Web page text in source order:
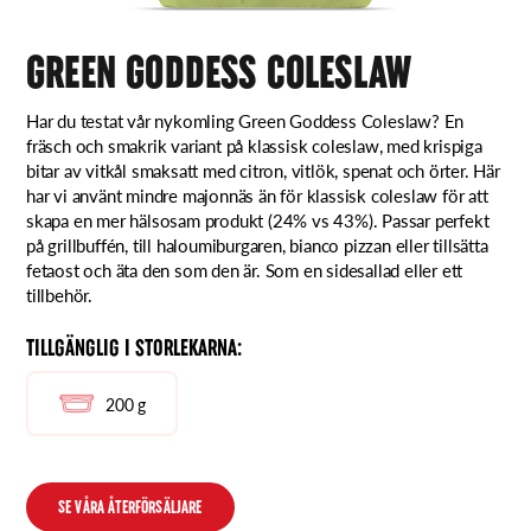
GREEN GODDESS COLESLAW
Har du testat vår nykomling Green Goddess Coleslaw? En
fräsch och smakrik variant på klassisk coleslaw, med krispiga
bitar av vitkål smaksatt med citron, vitlök, spenat och örter. Här
har vi använt mindre majonnäs än för klassisk coleslaw för att
skapa en mer hälsosam produkt (24% vs 43%). Passar perfekt
på grillbuffén, till haloumiburgaren, bianco pizzan eller tillsätta
fetaost och äta den som den är. Som en sidesallad eller ett
tillbehör.
TILLGÄNGLIG I STORLEKARNA:
200 g
SE VÅRA ÅTERFÖRSÄLJARE